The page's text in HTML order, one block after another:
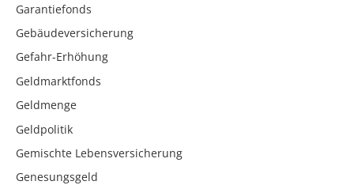
Garantiefonds
Gebäudeversicherung
Gefahr-Erhöhung
Geldmarktfonds
Geldmenge
Geldpolitik
Gemischte Lebensversicherung
Genesungsgeld